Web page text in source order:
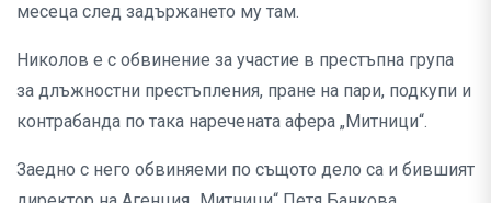
месеца след задържането му там.
Николов е с обвинение за участие в престъпна група
за длъжностни престъпления, пране на пари, подкупи и
контрабанда по така наречената афера „Митници“.
Заедно с него обвиняеми по същото дело са и бившият